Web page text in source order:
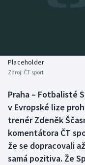
Biatlon
Box
Curling
Dostihy
Aplikace ČT sport
Placeholder
Zdroj: ČT sport
Praha – Fotbalisté
v Evropské lize
trenér Zdeněk
komentátora ČT
že se dopracovali
samá pozitiva. Že